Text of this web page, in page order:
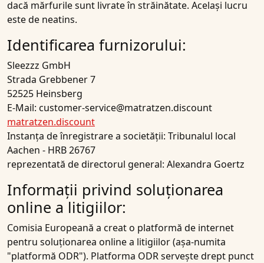
dacă mărfurile sunt livrate în străinătate. Același lucru
este de neatins.
Identificarea furnizorului:
Sleezzz GmbH
Strada Grebbener 7
52525 Heinsberg
E-Mail: customer-service@matratzen.discount
matratzen.discount
Instanța de înregistrare a societății: Tribunalul local
Aachen - HRB 26767
reprezentată de directorul general: Alexandra Goertz
Informații privind soluționarea
online a litigiilor:
Comisia Europeană a creat o platformă de internet
pentru soluționarea online a litigiilor (așa-numita
"platformă ODR"). Platforma ODR servește drept punct